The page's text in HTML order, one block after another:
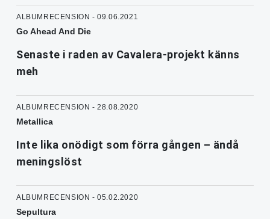
ALBUMRECENSION - 09.06.2021
Go Ahead And Die
Senaste i raden av Cavalera-projekt känns
meh
ALBUMRECENSION - 28.08.2020
Metallica
Inte lika onödigt som förra gången – ändå
meningslöst
ALBUMRECENSION - 05.02.2020
Sepultura